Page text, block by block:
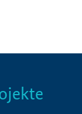
Info